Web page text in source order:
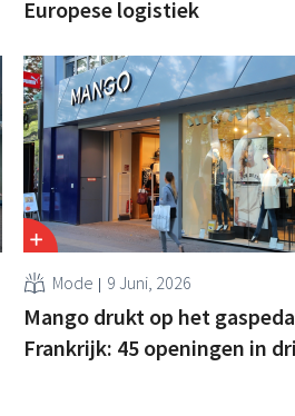
Europese logistiek
Mode 9 Juni, 2026
Mango drukt op het
Frankrijk: 45 openingen in